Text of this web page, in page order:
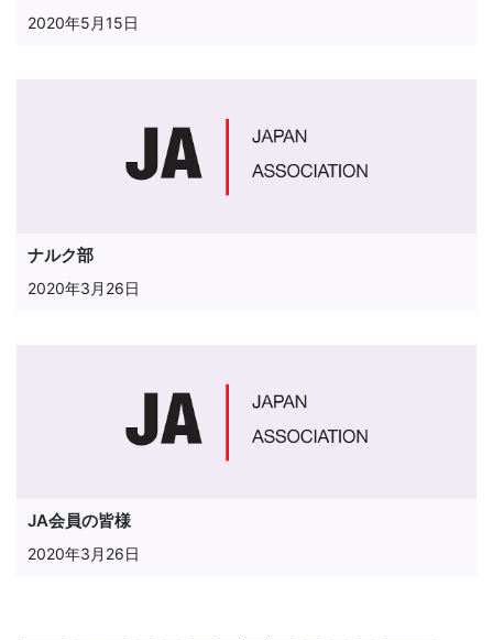
2020年5月15日
ナルク部
2020年3月26日
JA会員の皆様
2020年3月26日